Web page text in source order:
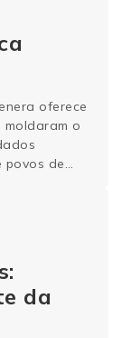
oferece
o
povos de
da …
da